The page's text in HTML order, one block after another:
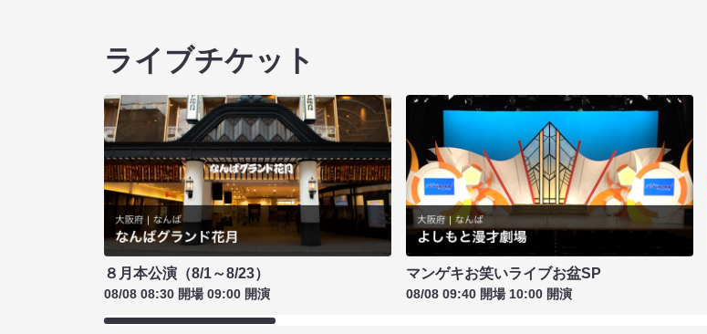
ライブチケット
８月本公演（8/1～8/23）
08/08 08:30 開場 09:00 開演
マンゲキお笑いライブお盆SP
08/08 09:40 開場 10:00 開演